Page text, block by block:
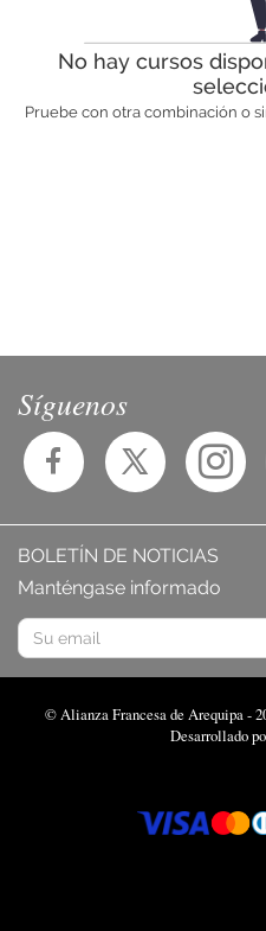
No hay cursos
Pruebe con otra combinación o
Síguenos
BOLETÍN DE NOTICIAS
Manténgase informado
© Alianza Francesa de Arequipa -
Desarrollado